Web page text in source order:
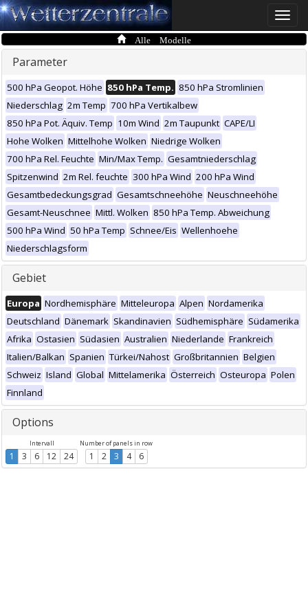
Toggle
Alle Modelle
Parameter
500 hPa Geopot. Höhe 850 hPa Temp. 850 hPa Stromlinien
Niederschlag 2m Temp 700 hPa Vertikalbew
850 hPa Pot. Äquiv. Temp 10m Wind 2m Taupunkt CAPE/LI
Hohe Wolken Mittelhohe Wolken Niedrige Wolken
700 hPa Rel. Feuchte Min/Max Temp. Gesamtniederschlag
Spitzenwind 2m Rel. feuchte 300 hPa Wind 200 hPa Wind
Gesamtbedeckungsgrad Gesamtschneehöhe Neuschneehöhe
Gesamt-Neuschnee Mittl. Wolken 850 hPa Temp. Abweichung
500 hPa Wind 50 hPa Temp Schnee/Eis Wellenhoehe
Niederschlagsform
Gebiet
Europa Nordhemisphäre Mitteleuropa Alpen Nordamerika
Deutschland Dänemark Skandinavien Südhemisphäre Südamerika
Afrika Ostasien Südasien Australien Niederlande Frankreich
Italien/Balkan Spanien Türkei/Nahost Großbritannien Belgien
Schweiz Island Global Mittelamerika Österreich Osteuropa Polen
Finnland
Options
Intervall
1 3 6 12 24
Number of panels in row
1 2 3 4 6